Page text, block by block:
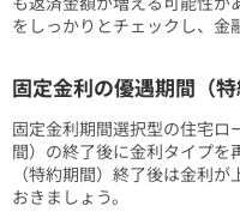
をしっかりとチェックし、金
固定金利の優遇期間（
固定金利期間選択型の住宅ロ
間）の終了後に金利タイプを
（特約期間）終了後は金利
おきましょう。